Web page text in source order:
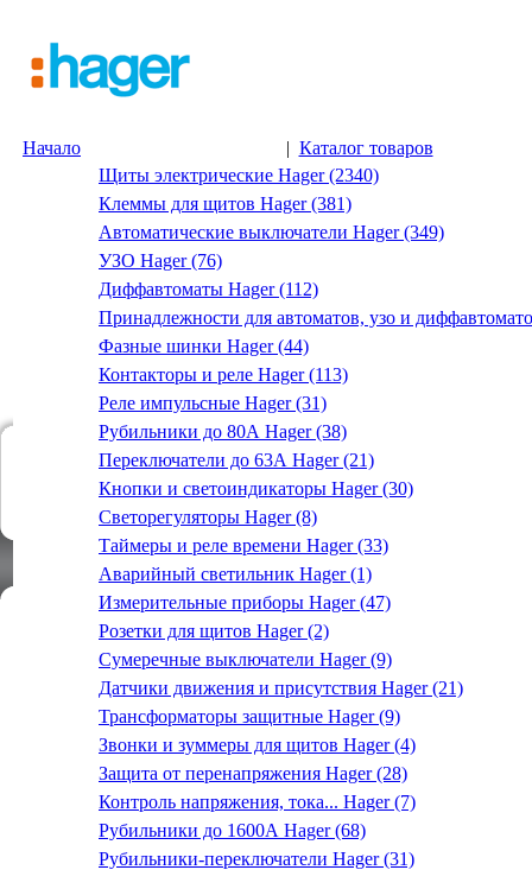
Начало | Каталог товаров
Щиты электрические Hager (2340)
Клеммы для щитов Hager (381)
Автоматические выключатели Hager (349)
УЗО Hager (76)
Диффавтоматы Hager (112)
Принадлежности для автоматов, узо и
Фазные шинки Hager (44)
Контакторы и реле Hager (113)
Реле импульсные Hager (31)
Рубильники до 80А Hager (38)
Переключатели до 63А Hager (21)
Кнопки и светоиндикаторы Hager (30)
Светорегуляторы Hager (8)
Таймеры и реле времени Hager (33)
Аварийный светильник Hager (1)
Измерительные приборы Hager (47)
Розетки для щитов Hager (2)
Сумеречные выключатели Hager (9)
Датчики движения и присутствия Hager (21)
Трансформаторы защитные Hager (9)
Звонки и зуммеры для щитов Hager (4)
Защита от перенапряжения Hager (28)
Контроль напряжения, тока... Hager (7)
Рубильники до 1600А Hager (68)
Рубильники-переключатели Hager (31)